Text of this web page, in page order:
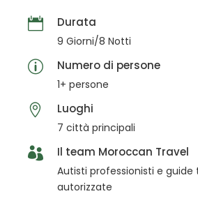
Durata
9 Giorni/8 Notti
Numero di persone
1+ persone
Luoghi
7 città principali
Il team Moroccan Travel
Autisti professionisti e guide
autorizzate